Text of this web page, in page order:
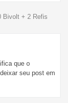
Bivolt + 2 Refis
que o
seu post em